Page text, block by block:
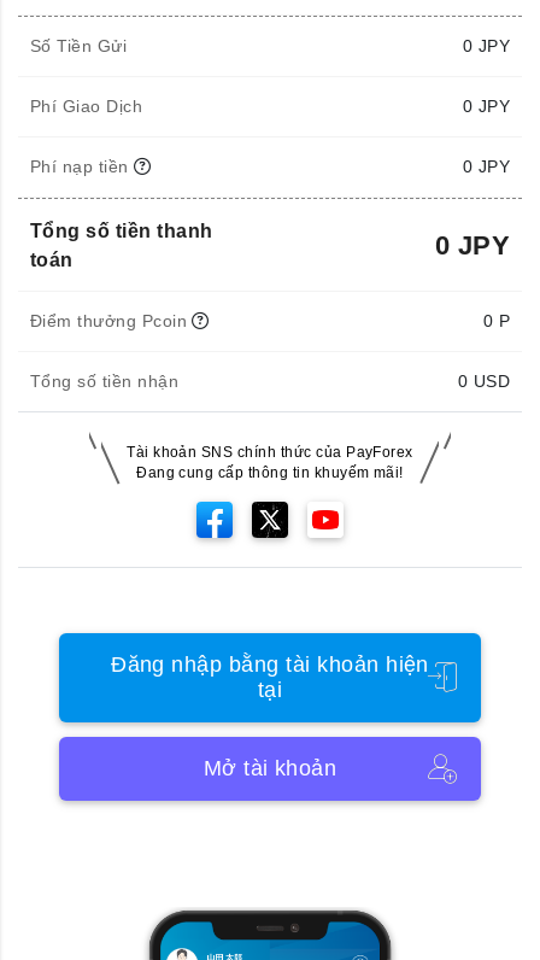
Số Tiền Gửi 0 JPY
Phí Giao Dịch 0 JPY
Phí nạp tiền 0 JPY
Tổng số tiền thanh
toán
0 JPY
Điểm thưởng Pcoin 0 P
Tổng số tiền nhận 0 USD
Tài khoản SNS chính thức của PayForex
Đang cung cấp thông tin khuyếm mãi!
Đăng nhập bằng tài khoản hiện
tại
Mở tài khoản